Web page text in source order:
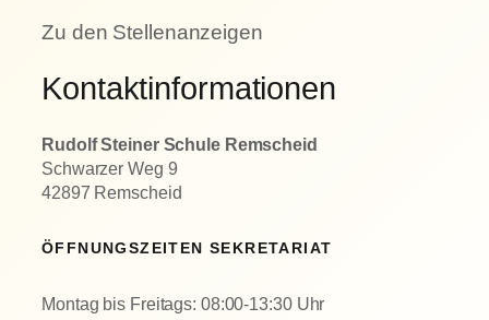
Zu den Stellenanzeigen
Kontaktinformationen
Rudolf Steiner Schule Remscheid
Schwarzer Weg 9
42897 Remscheid
ÖFFNUNGSZEITEN SEKRETARIAT
Montag bis Freitags: 08:00-13:30 Uhr